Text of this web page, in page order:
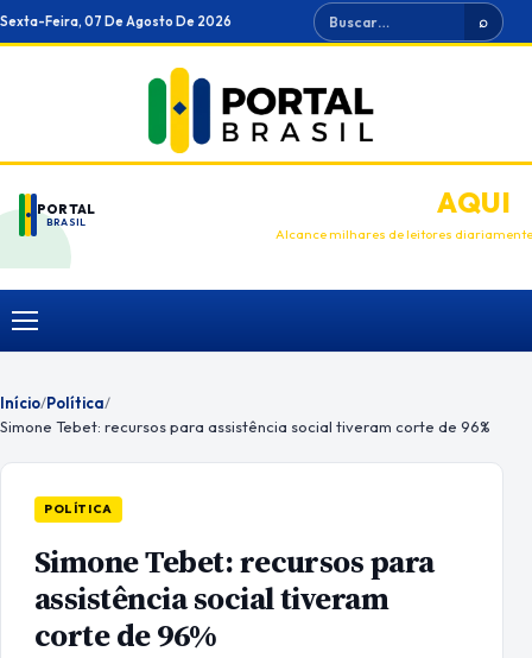
Ir
para
Sexta-Feira, 07 De Agosto De 2026 Buscar ⌕
PORTAL
BRASIL
ANUNCIEAQUI
Alcance milhares de leitores diariamente
Menu
Início/Política/
Simone Tebet: recursos para assistência social tiveram corte de 96%
POLÍTICA
Simone Tebet: recursos para
assistência social tiveram
corte de 96%